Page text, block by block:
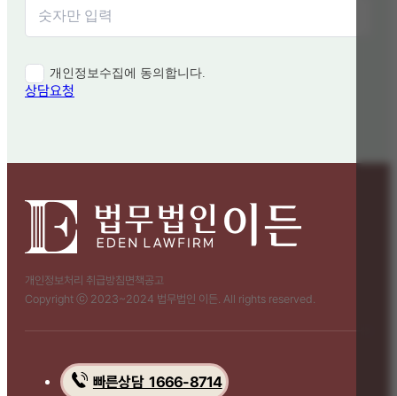
개인정보수집에 동의합니다.
상담요청
개인정보처리 취급방침 면책공고
Copyright ⓒ 2023~2024 법무법인 이든. All rights reserved.
빠른상담 1666-8714